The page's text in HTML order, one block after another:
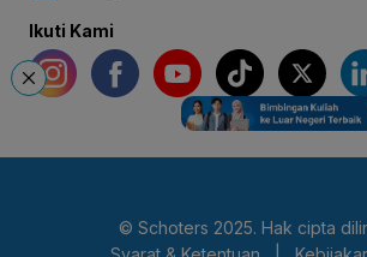
Ikuti Kami
© Schoters 2025. Hak cipta